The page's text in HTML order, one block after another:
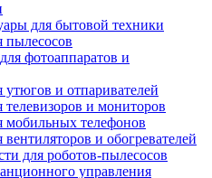
для бытовой техники
пылесосов
фотоаппаратов и
утюгов и отпаривателей
телевизоров и мониторов
мобильных телефонов
вентиляторов и обогревателей
для роботов-пылесосов
управления